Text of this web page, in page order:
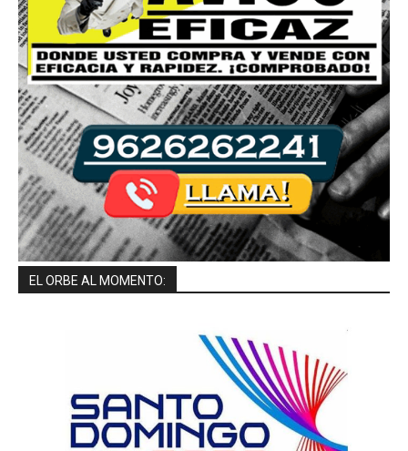
EL ORBE AL MOMENTO: